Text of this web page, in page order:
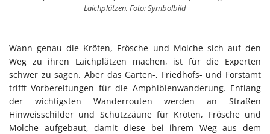
Laichplätzen, Foto: Symbolbild
Wann genau die Kröten, Frösche und Molche sich auf den
Weg zu ihren Laichplätzen machen, ist für die Experten
schwer zu sagen. Aber das Garten-, Friedhofs- und Forstamt
trifft Vorbereitungen für die Amphibienwanderung. Entlang
der wichtigsten Wanderrouten werden an Straßen
Hinweisschilder und Schutzzäune für Kröten, Frösche und
Molche aufgebaut, damit diese bei ihrem Weg aus dem